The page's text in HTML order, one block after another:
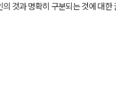
것과 명확히 구분되는 것에 대한